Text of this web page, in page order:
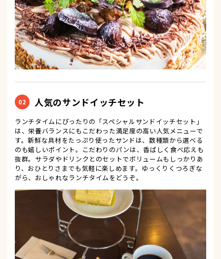
02 人気のサンドイッチセット
ランチタイムにぴったりの「スペシャルサンドイッチセット」
は、栄養バランスにもこだわった満足度の高い人気メニューで
す。新鮮な具材をたっぷり使ったサンドは、数種類から選べる
のも嬉しいポイント。こだわりのパンは、香ばしく食べ応えも
抜群。サラダやドリンクとのセットでボリュームもしっかりあ
り、おひとりさまでも気軽に楽しめます。ゆっくりくつろぎな
がら、おしゃれなランチタイムをどうぞ。